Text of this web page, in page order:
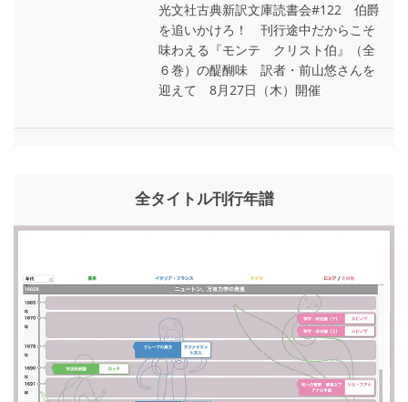
光文社古典新訳文庫読書会#122 伯爵
を追いかけろ！ 刊行途中だからこそ
味わえる『モンテ゠クリスト伯』（全
６巻）の醍醐味 訳者・前山悠さんを
迎えて 8月27日（木）開催
全タイトル刊行年譜